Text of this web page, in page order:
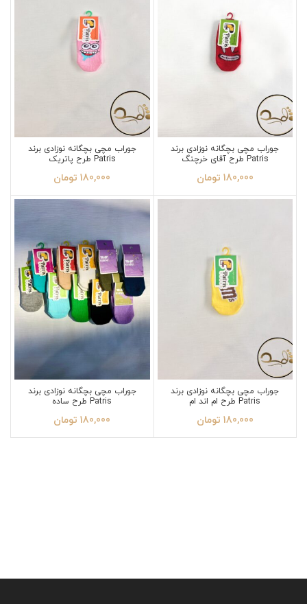
جوراب مچی بچگانه نوزادی برند
Patris طرح آقای خرچنگ
180,000 تومان
جوراب مچی بچگانه نوزادی برند
Patris طرح پاتریک
180,000 تومان
جوراب مچی بچگانه نوزادی برند
Patris طرح ام اند ام
180,000 تومان
جوراب مچی بچگانه نوزادی برند
Patris طرح ساده
180,000 تومان